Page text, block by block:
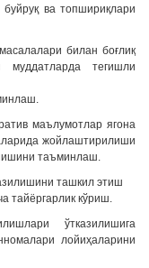
ва топшириқлари
билан боғлиқ
муддатларда тегишли
маълумотлар ягона
жойлаштирилиши
таъминлаш.
ташкил этиш
тайёргарлик кўриш.
ўтказилишига
лойиҳаларини